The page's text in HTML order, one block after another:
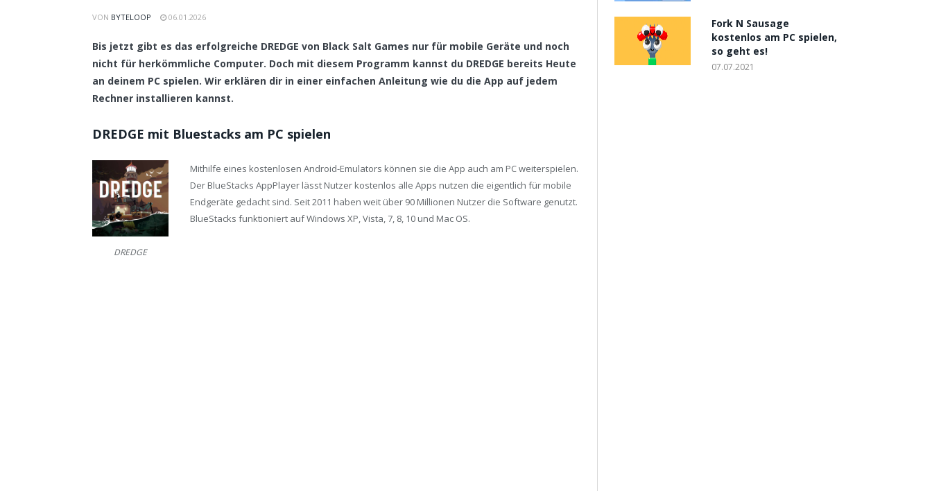
VON BYTELOOP 06.01.2026
Bis jetzt gibt es das erfolgreiche DREDGE von Black Salt Games nur für mobile Geräte und noch
nicht für herkömmliche Computer. Doch mit diesem Programm kannst du DREDGE bereits Heute
an deinem PC spielen. Wir erklären dir in einer einfachen Anleitung wie du die App auf jedem
Rechner installieren kannst.
DREDGE mit Bluestacks am PC spielen
DREDGE
Mithilfe eines kostenlosen Android-Emulators können sie die App auch am PC weiterspielen.
Der BlueStacks AppPlayer lässt Nutzer kostenlos alle Apps nutzen die eigentlich für mobile
Endgeräte gedacht sind. Seit 2011 haben weit über 90 Millionen Nutzer die Software genutzt.
BlueStacks funktioniert auf Windows XP, Vista, 7, 8, 10 und Mac OS.
Fork N Sausage
kostenlos am PC spielen,
so geht es!
07.07.2021